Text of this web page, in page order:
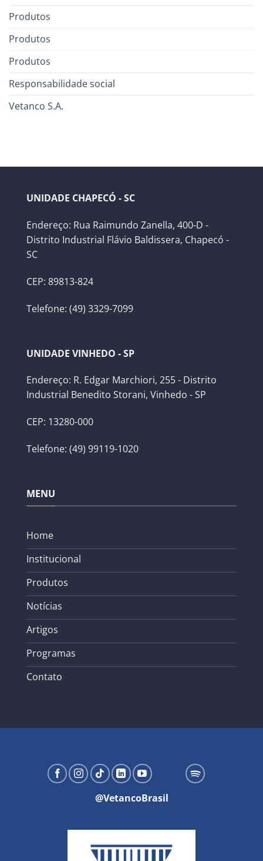
Produtos
Produtos
Produtos
Responsabilidade social
Vetanco S.A.
UNIDADE CHAPECÓ - SC
Endereço: Rua Raimundo Zanella, 400-D -
Distrito Industrial Flávio Baldissera, Chapecó -
SC
CEP: 89813-824
Telefone: (49) 3329-7099
UNIDADE VINHEDO - SP
Endereço: R. Edgar Marchiori, 255 - Distrito
Industrial Benedito Storani, Vinhedo - SP
CEP: 13280-000
Telefone: (49) 99119-1020
MENU
Home
Institucional
Produtos
Notícias
Artigos
Programas
Contato
@VetancoBrasil